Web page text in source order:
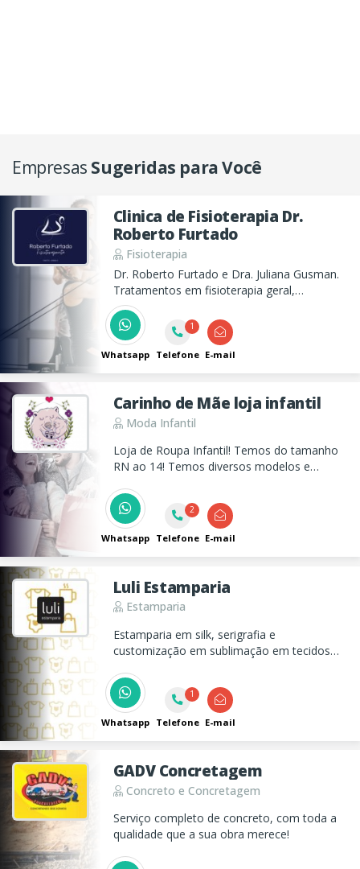
Empresas Sugeridas para Você
Clinica de Fisioterapia Dr.
Roberto Furtado
Fisioterapia
Dr. Roberto Furtado e Dra. Juliana Gusman.
Tratamentos em fisioterapia geral,
neurológica, respiratória, pós-cirúrgica,
bariátrica, DTM, ortopedia esportiva, dry
needling, quiropraxia e acupuntura.
Atendimento clinico e tambem a domicilio.
Whatsapp
1
Telefone E-mail
Carinho de Mãe loja infantil
Moda Infantil
Loja de Roupa Infantil! Temos do tamanho
RN ao 14! Temos diversos modelos e
confortável e lindo! Tênis, Sandálias,
Calçados, Camisetas, Enxoval,Toalhas de
times, roupa de cama e banho.
Whatsapp
2
Telefone E-mail
Luli Estamparia
Estamparia
Estamparia em silk, serigrafia e
customização em sublimação em tecidos
camisetas, telas serigráficas.
Whatsapp
1
Telefone E-mail
GADV Concretagem
Concreto e Concretagem
Serviço completo de concreto, com toda a
qualidade que a sua obra merece!